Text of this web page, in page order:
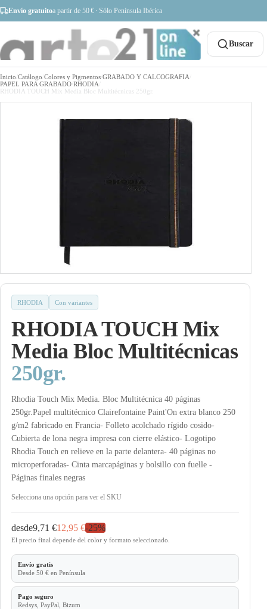
Envío gratuitoa partir de 50 € · Sólo Península Ibérica
Buscar
Inicio Catálogo Colores y Pigmentos GRABADO Y CALCOGRAFIA
PAPEL PARA GRABADO RHODIA
RHODIA TOUCH Mix Media Bloc Multitécnicas 250gr.
RHODIA Con variantes
RHODIA TOUCH Mix
Media Bloc Multitécnicas
250gr.
Rhodia Touch Mix Media. Bloc Multitécnica 40 páginas
250gr.Papel multitécnico Clairefontaine Paint'On extra blanco 250
g/m2 fabricado en Francia- Folleto acolchado rígido cosido-
Cubierta de lona negra impresa con cierre elástico- Logotipo
Rhodia Touch en relieve en la parte delantera- 40 páginas no
microperforadas- Cinta marcapáginas y bolsillo con fuelle -
Páginas finales negras
Selecciona una opción para ver el SKU
desde9,71 €12,95 €-25%
El precio final depende del color y formato seleccionado.
Envío gratis
Desde 50 € en Península
Pago seguro
Redsys, PayPal, Bizum